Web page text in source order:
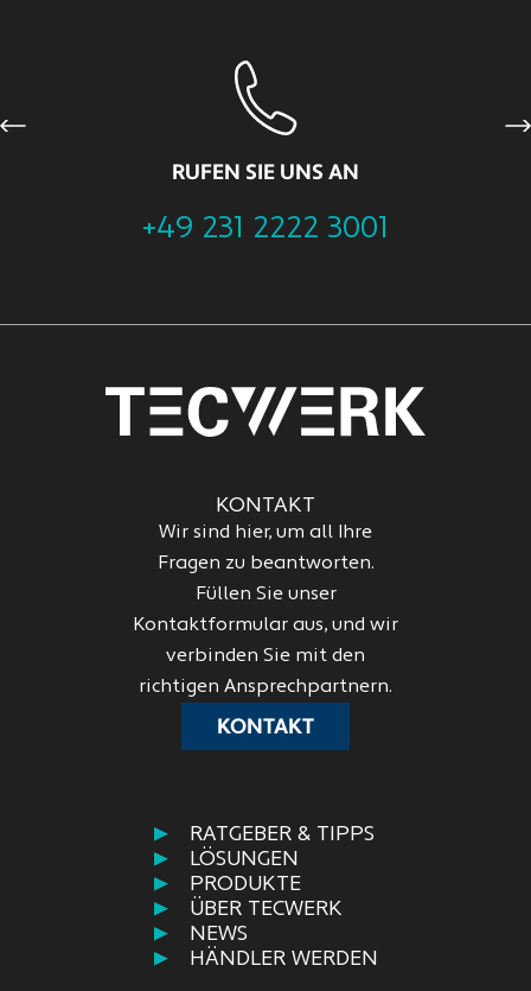
RUFEN SIE UNS AN
+49 231 2222 3001
Previous
RATGEBER & TIPPS
LÖSUNGEN
PRODUKTE
ÜBER TECWERK
NEWS
HÄNDLER WERDEN
KONTAKT
Wir sind hier, um all Ihre
Fragen zu beantworten.
Füllen Sie unser
Kontaktformular aus, und wir
verbinden Sie mit den
richtigen Ansprechpartnern.
KONTAKT